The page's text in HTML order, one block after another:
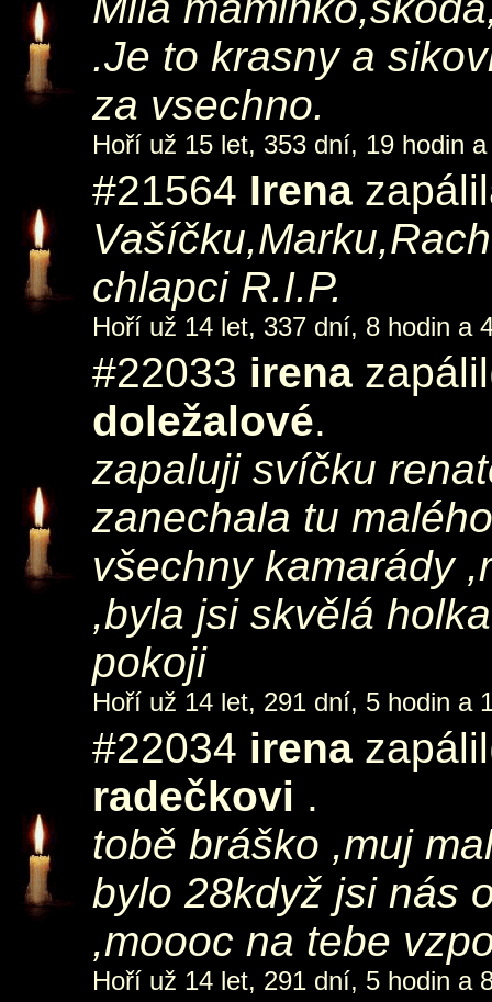
.Je to krasny a
za vsechno.
Hoří už 15 let, 353 dní, 19 hodin
#21564 Irena
chlapci R.I.P.
Hoří už 14 let, 337 dní, 8 hodin a
#22033 irena
doležalové.
zapaluji svíčku
zanechala tu
všechny kamarády
,byla jsi skvělá
pokoji
Hoří už 14 let, 291 dní, 5 hodin a
#22034 irena
radečkovi .
tobě bráško ,muj
bylo 28když jsi nás
,moooc na tebe
Hoří už 14 let, 291 dní, 5 hodin a